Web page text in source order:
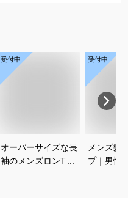
受付中
オーバーサイズな長
袖のメンズロンT｜
受付中
メンズ髪
プ｜男性